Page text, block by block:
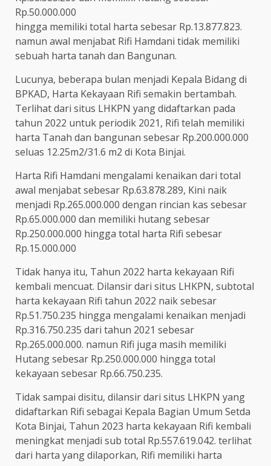
Rp.50.000.000
hingga memiliki total harta sebesar Rp.13.877.823.
namun awal menjabat Rifi Hamdani tidak memiliki
sebuah harta tanah dan Bangunan.
Lucunya, beberapa bulan menjadi Kepala Bidang di
BPKAD, Harta Kekayaan Rifi semakin bertambah.
Terlihat dari situs LHKPN yang didaftarkan pada
tahun 2022 untuk periodik 2021, Rifi telah memiliki
harta Tanah dan bangunan sebesar Rp.200.000.000
seluas 12.25m2/31.6 m2 di Kota Binjai.
Harta Rifi Hamdani mengalami kenaikan dari total
awal menjabat sebesar Rp.63.878.289, Kini naik
menjadi Rp.265.000.000 dengan rincian kas sebesar
Rp.65.000.000 dan memiliki hutang sebesar
Rp.250.000.000 hingga total harta Rifi sebesar
Rp.15.000.000
Tidak hanya itu, Tahun 2022 harta kekayaan Rifi
kembali mencuat. Dilansir dari situs LHKPN, subtotal
harta kekayaan Rifi tahun 2022 naik sebesar
Rp.51.750.235 hingga mengalami kenaikan menjadi
Rp.316.750.235 dari tahun 2021 sebesar
Rp.265.000.000. namun Rifi juga masih memiliki
Hutang sebesar Rp.250.000.000 hingga total
kekayaan sebesar Rp.66.750.235.
Tidak sampai disitu, dilansir dari situs LHKPN yang
didaftarkan Rifi sebagai Kepala Bagian Umum Setda
Kota Binjai, Tahun 2023 harta kekayaan Rifi kembali
meningkat menjadi sub total Rp.557.619.042. terlihat
dari harta yang dilaporkan, Rifi memiliki harta